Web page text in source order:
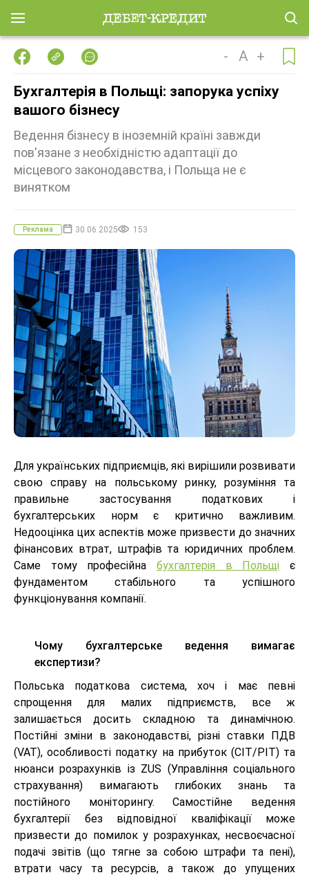
- A +
Бухгалтерія в Польщі: запорука успіху
вашого бізнесу
Ведення бізнесу в іноземній країні завжди
пов'язане з необхідністю адаптації до
місцевого законодавства, і Польща не є
винятком
Реклама 30.06.2025 153
Для українських підприємців, які вирішили розвивати
свою справу на польському ринку, розуміння та
правильне застосування податкових і
бухгалтерських норм є критично важливим.
Недооцінка цих аспектів може призвести до значних
фінансових втрат, штрафів та юридичних проблем.
Саме тому професійна бухгалтерія в Польщі є
фундаментом стабільного та успішного
функціонування компанії.
Чому бухгалтерське ведення вимагає
експертизи?
Польська податкова система, хоч і має певні
спрощення для малих підприємств, все ж
залишається досить складною та динамічною.
Постійні зміни в законодавстві, різні ставки ПДВ
(VAT), особливості податку на прибуток (CIT/PIT) та
нюанси розрахунків із ZUS (Управління соціального
страхування) вимагають глибоких знань та
постійного моніторингу. Самостійне ведення
бухгалтерії без відповідної кваліфікації може
призвести до помилок у розрахунках, несвоєчасної
подачі звітів (що тягне за собою штрафи та пені),
втрати часу та ресурсів, а також до упущених